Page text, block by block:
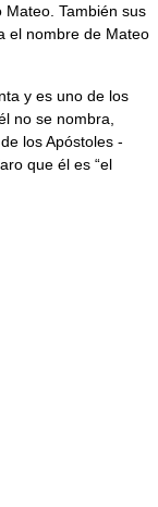
También sus
el nombre de Mateo
y es uno de los
no se nombra,
los Apóstoles -
que él es “el